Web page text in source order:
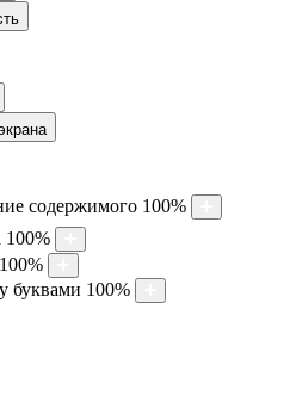
содержимого 100%
100%
100%
буквами 100%